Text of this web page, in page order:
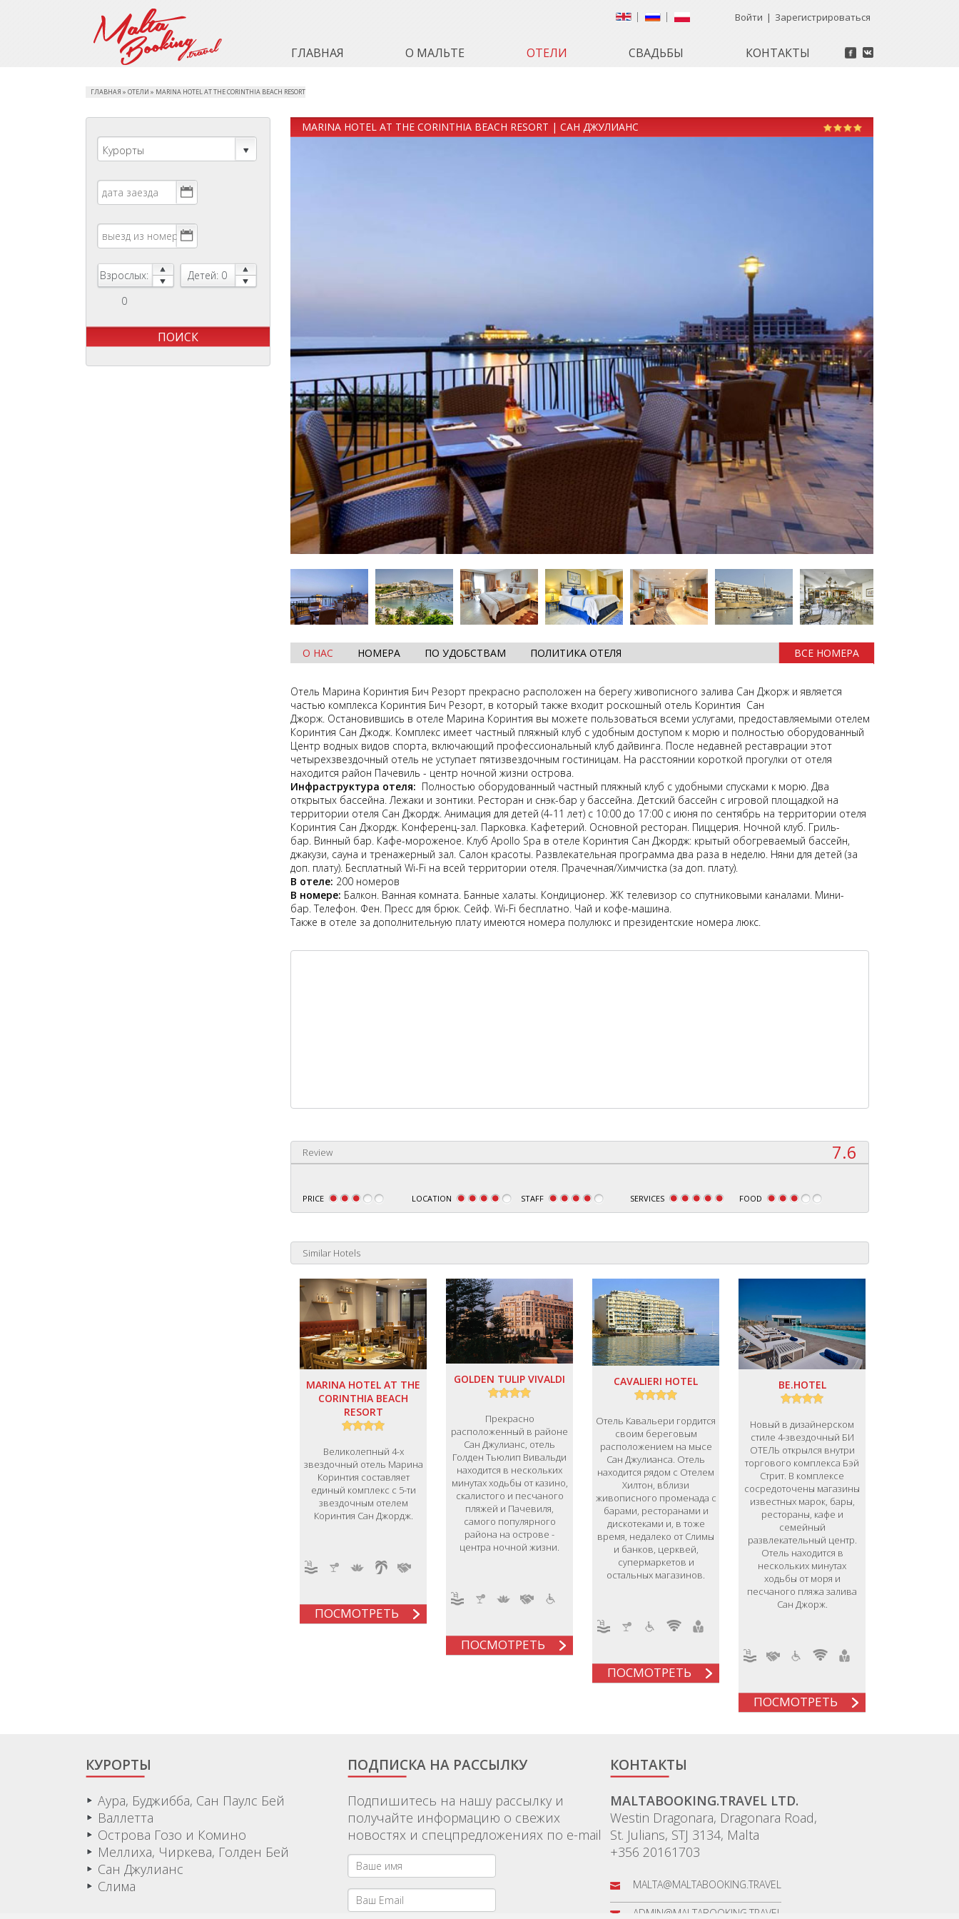
Войти | Зарегистрироваться
ГЛАВНАЯ О МАЛЬТЕ ОТЕЛИ СВАДЬБЫ КОНТАКТЫ
ГЛАВНАЯ » ОТЕЛИ » MARINA HOTEL AT THE CORINTHIA BEACH RESORT
Курорты
Взрослых:
0
Детей: 0
MARINA HOTEL AT THE CORINTHIA BEACH RESORT | САН ДЖУЛИАНС
О НАС НОМЕРА ПО УДОБСТВАМ ПОЛИТИКА ОТЕЛЯ ВСЕ НОМЕРА
Отель Марина Коринтия Бич Резорт прекрасно расположен на берегу живописного залива Сан Джорж и является
частью комплекса Коринтия Бич Резорт, в который также входит роскошный отель Коринтия Сан
Джорж. Остановившись в отеле Марина Коринтия вы можете пользоваться всеми услугами, предоставляемыми отелем
Коринтия Сан Джодж. Комплекс имеет частный пляжный клуб с удобным доступом к морю и полностью оборудованный
Центр водных видов спорта, включающий профессиональный клуб дайвинга. После недавней реставрации этот
четырехзвездочный отель не уступает пятизвездочным гостиницам. На расстоянии короткой прогулки от отеля
находится район Пачевиль - центр ночной жизни острова.
Инфраструктура отеля: Полностью оборудованный частный пляжный клуб с удобными спусками к морю. Два
открытых бассейна. Лежаки и зонтики. Ресторан и снэк-бар у бассейна. Детский бассейн с игровой площадкой на
территории отеля Сан Джордж. Анимация для детей (4-11 лет) с 10:00 до 17:00 с июня по сентябрь на территории отеля
Коринтия Сан Джордж. Конференц-зал. Парковка. Кафетерий. Основной ресторан. Пиццерия. Ночной клуб. Гриль-
бар. Винный бар. Кафе-мороженое. Клуб Apollo Spa в отеле Коринтия Сан Джордж: крытый обогреваемый бассейн,
джакузи, сауна и тренажерный зал. Салон красоты. Развлекательная программа два раза в неделю. Няни для детей (за
доп. плату). Бесплатный Wi-Fi на всей территории отеля. Прачечная/Химчистка (за доп. плату).
В отеле: 200 номеров
В номере: Балкон. Ванная комната. Банные халаты. Кондиционер. ЖК телевизор со спутниковыми каналами. Мини-
бар. Телефон. Фен. Пресс для брюк. Сейф. Wi-Fi бесплатно. Чай и кофе-машина.
Также в отеле за дополнительную плату имеются номера полулюкс и президентские номера люкс.
Review 7.6
PRICE LOCATION STAFF SERVICES FOOD
Similar Hotels
MARINA HOTEL AT THE
CORINTHIA BEACH
RESORT
Великолепный 4-х
звездочный отель Марина
Коринтия составляет
единый комплекс с 5-ти
звездочным отелем
Коринтия Сан Джордж.
ПОСМОТРЕТЬ
GOLDEN TULIP VIVALDI
Прекрасно
расположенный в районе
Сан Джулианс, отель
Голден Тьюлип Вивальди
находится в нескольких
минутах ходьбы от казино,
скалистого и песчаного
пляжей и Пачевиля,
самого популярного
района на острове -
центра ночной жизни.
ПОСМОТРЕТЬ
CAVALIERI HOTEL
Отель Кавальери гордится
своим береговым
расположением на мысе
Сан Джулианса. Отель
находится рядом с Отелем
Хилтон, вблизи
живописного променада с
барами, ресторанами и
дискотеками и, в тоже
время, недалеко от Слимы
и банков, церквей,
супермаркетов и
остальных магазинов.
ПОСМОТРЕТЬ
BE.HOTEL
Новый в дизайнерском
стиле 4-звездочный БИ
ОТЕЛЬ открылся внутри
торгового комплекса Бэй
Стрит. В комплексе
сосредоточены магазины
известных марок, бары,
рестораны, кафе и
семейный
развлекательный центр.
Отель находится в
нескольких минутах
ходьбы от моря и
песчаного пляжа залива
Сан Джорж.
ПОСМОТРЕТЬ
КУРОРТЫ
Аура, Буджибба, Сан Паулс Бей
Валлетта
Острова Гозо и Комино
Меллиха, Чиркева, Голден Бей
Сан Джулианс
Слима
ПОДПИСКА НА РАССЫЛКУ
Подпишитесь на нашу рассылку и
получайте информацию о свежих
новостях и спецпредложениях по e-mail
КОНТАКТЫ
MALTABOOKING.TRAVEL LTD.
Westin Dragonara, Dragonara Road,
St. Julians, STJ 3134, Malta
+356 20161703
MALTA@MALTABOOKING.TRAVEL
ADMIN@MALTABOOKING.TRAVEL